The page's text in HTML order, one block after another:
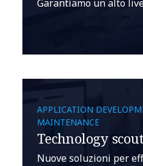
Garantiamo un alto
APPLICATION
MAINTENANCE
Technology
Nuove soluzioni per